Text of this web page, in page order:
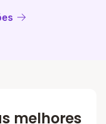
melhores